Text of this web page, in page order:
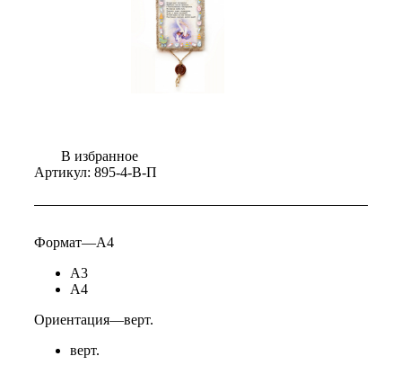
В избранное
Артикул: 895-4-В-П
Формат—А4
А3
А4
Ориентация—верт.
верт.